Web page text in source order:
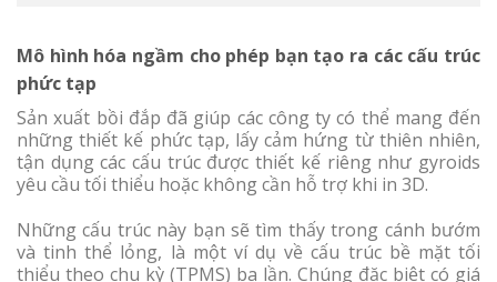
Mô hình hóa ngầm cho phép bạn tạo ra các cấu trúc
phức tạp
Sản xuất bồi đắp đã giúp các công ty có thể mang đến
những thiết kế phức tạp, lấy cảm hứng từ thiên nhiên,
tận dụng các cấu trúc được thiết kế riêng như gyroids
yêu cầu tối thiểu hoặc không cần hỗ trợ khi in 3D.
Những cấu trúc này bạn sẽ tìm thấy trong cánh bướm
và tinh thể lỏng, là một ví dụ về cấu trúc bề mặt tối
thiểu theo chu kỳ (TPMS) ba lần. Chúng đặc biệt có giá